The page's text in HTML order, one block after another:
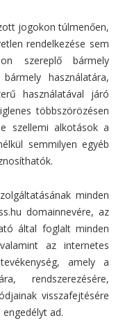
jogokon túlmenően,
rendelkezése sem
szereplő bármely
használatára,
használatával járó
többszörözésen
szellemi alkotások a
semmilyen egyéb
minden
domainnevére, az
által foglalt minden
az internetes
amely a
rendszerezésére,
visszafejtésére
ad.